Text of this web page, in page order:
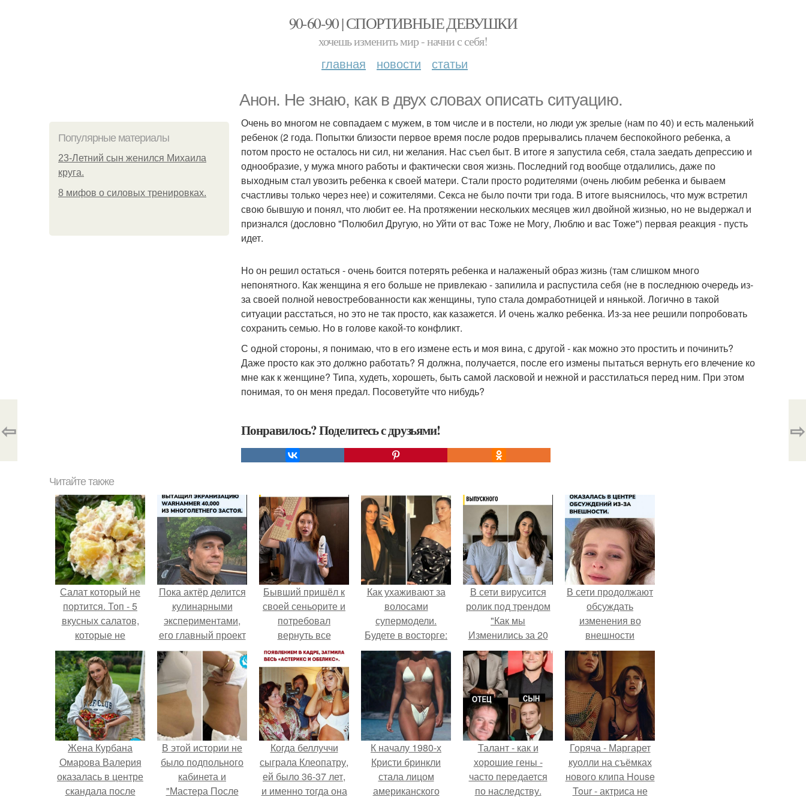
90-60-90 | СПОРТИВНЫЕ ДЕВУШКИ
хочешь изменить мир - начни с себя!
главная новости статьи
Анон. Не знаю, как в двух словах описать ситуацию.
Популярные материалы
23-Летний сын женился Михаила
круга.
8 мифов о силовых тренировках.
Очень во многом не совпадаем с мужем, в том числе и в постели, но люди уж зрелые (нам по 40) и есть маленький
ребенок (2 года. Попытки близости первое время после родов прерывались плачем беспокойного ребенка, а
потом просто не осталось ни сил, ни желания. Нас съел быт. В итоге я запустила себя, стала заедать депрессию и
однообразие, у мужа много работы и фактически своя жизнь. Последний год вообще отдалились, даже по
выходным стал увозить ребенка к своей матери. Стали просто родителями (очень любим ребенка и бываем
счастливы только через нее) и сожителями. Секса не было почти три года. В итоге выяснилось, что муж встретил
свою бывшую и понял, что любит ее. На протяжении нескольких месяцев жил двойной жизнью, но не выдержал и
признался (дословно "Полюбил Другую, но Уйти от вас Тоже не Могу, Люблю и вас Тоже") первая реакция - пусть
идет.
Но он решил остаться - очень боится потерять ребенка и налаженый образ жизнь (там слишком много
непонятного. Как женщина я его больше не привлекаю - запилила и распустила себя (не в последнюю очередь из-
за своей полной невостребованности как женщины, тупо стала домработницей и нянькой. Логично в такой
ситуации расстаться, но это не так просто, как казажется. И очень жалко ребенка. Из-за нее решили попробовать
сохранить семью. Но в голове какой-то конфликт.
С одной стороны, я понимаю, что в его измене есть и моя вина, с другой - как можно это простить и починить?
Даже просто как это должно работать? Я должна, получается, после его измены пытаться вернуть его влечение ко
мне как к женщине? Типа, худеть, хорошеть, быть самой ласковой и нежной и расстилаться перед ним. При этом
понимая, то он меня предал. Посоветуйте что нибудь?
Понравилось? Поделитесь с друзьями!
⇦ ⇨
Читайте также
Салат который не
портится. Топ - 5
вкусных салатов,
которые не
испортят твою
фигуру
Пока актёр делится
кулинарными
экспериментами,
его главный проект
сделал серьёзный
шаг вперёд.
Бывший пришёл к
своей сеньорите и
потребовал
вернуть все
подарки.
Как ухаживают за
волосами
супермодели.
Будете в восторге:
секреты по уходу за
волосами,
которыми
пользуется Белла
Хадид
В сети вирусится
ролик под трендом
"Как мы
Изменились за 20
лет".
В сети продолжают
обсуждать
изменения во
внешности
актрисы.
Жена Курбана
Омарова Валерия
оказалась в центре
скандала после
В этой истории не
было подпольного
кабинета и
"Мастера После
Когда беллуччи
сыграла Клеопатру,
ей было 36-37 лет,
и именно тогда она
К началу 1980-х
Кристи бринкли
стала лицом
американского
Талант - как и
хорошие гены -
часто передается
по наследству.
Горяча - Маргарет
куолли на съёмках
нового клипа House
Tour - актриса не